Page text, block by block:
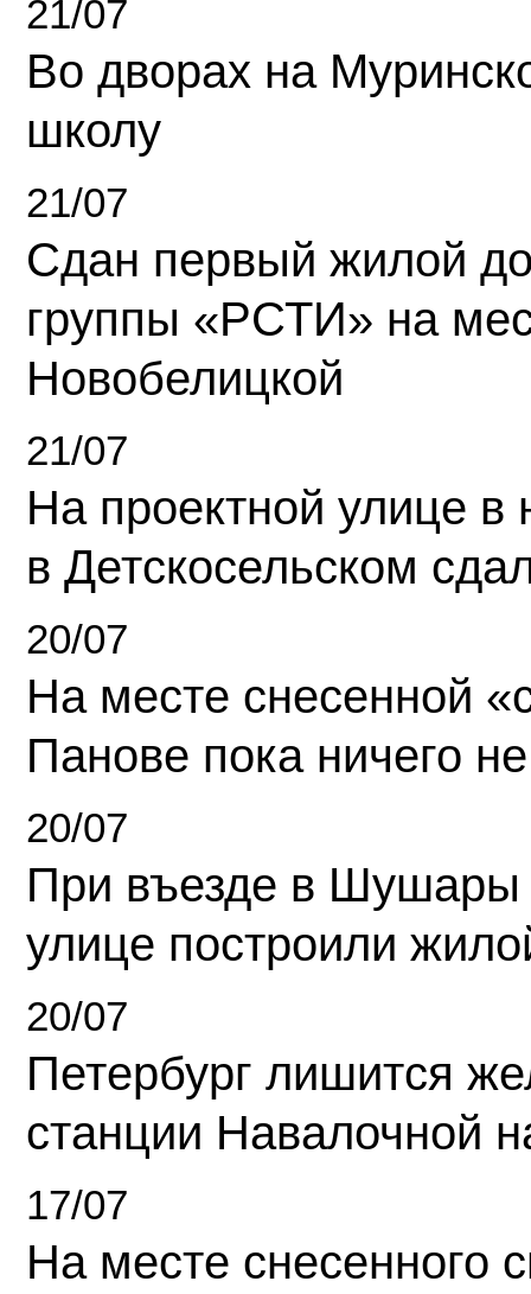
21/07
Во дворах на
школу
21/07
Сдан первый жилой
группы «РСТИ» на
Новобелицкой
21/07
На проектной улице
в Детскосельском
20/07
На месте снесенной
Панове пока ничего
20/07
При въезде в Шушары
улице построили
20/07
Петербург лишится
станции Навалочной
17/07
На месте снесенного